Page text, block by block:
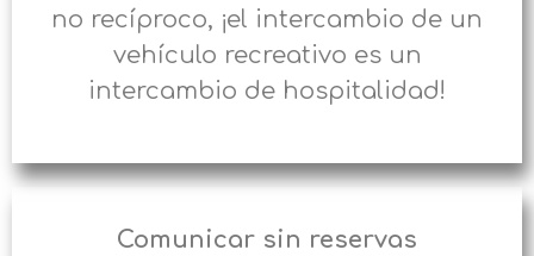
no recíproco, ¡el intercambio de un
vehículo recreativo es un
intercambio de hospitalidad!
Comunicar sin reservas